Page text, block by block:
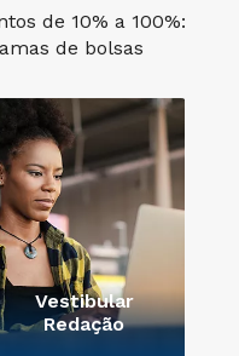
de 10% a 100%:
de bolsas
Vestibular
Redação